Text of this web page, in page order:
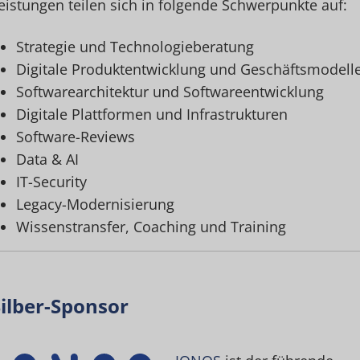
teilen sich in folgende Schwerpunkte auf:
Strategie und Technologieberatung
Digitale Produktentwicklung und
Softwarearchitektur und Softwareentwicklung
Digitale Plattformen und Infrastrukturen
Software-Reviews
Data & AI
IT-Security
Legacy-Modernisierung
Wissenstransfer, Coaching und Training
Sponsor